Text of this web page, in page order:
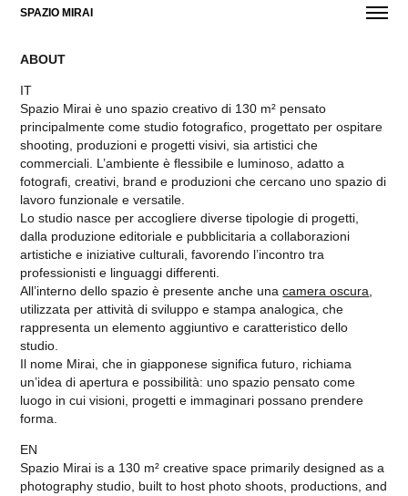
SPAZIO MIRAI
ABOUT
IT
Spazio Mirai è uno spazio creativo di 130 m² pensato
principalmente come studio fotografico, progettato per ospitare
shooting, produzioni e progetti visivi, sia artistici che
commerciali. L’ambiente è flessibile e luminoso, adatto a
fotografi, creativi, brand e produzioni che cercano uno spazio di
lavoro funzionale e versatile.
Lo studio nasce per accogliere diverse tipologie di progetti,
dalla produzione editoriale e pubblicitaria a collaborazioni
artistiche e iniziative culturali, favorendo l’incontro tra
professionisti e linguaggi differenti.
All’interno dello spazio è presente anche unacamera oscura
utilizzata per attività di sviluppo e stampa analogica, che
rappresenta un elemento aggiuntivo e caratteristico dello
studio.
Il nome Mirai, che in giapponese significa futuro, richiama
un’idea di apertura e possibilità: uno spazio pensato come
luogo in cui visioni, progetti e immaginari possano prendere
forma.
EN
Spazio Mirai is a 130 m² creative space primarily designed as a
photography studio, built to host photo shoots, productions, and